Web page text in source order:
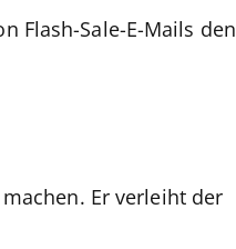
Flash-Sale-E-Mails den
Er verleiht der